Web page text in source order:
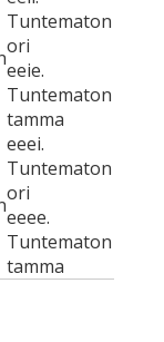
Tuntematon
ori
eeie.
Tuntematon
tamma
eeei.
Tuntematon
ori
eeee.
Tuntematon
tamma